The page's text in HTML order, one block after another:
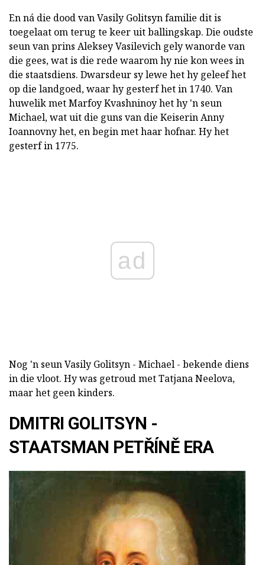
En ná die dood van Vasily Golitsyn familie dit is
toegelaat om terug te keer uit ballingskap. Die oudste
seun van prins Aleksey Vasilevich gely wanorde van
die gees, wat is die rede waarom hy nie kon wees in
die staatsdiens. Dwarsdeur sy lewe het hy geleef het
op die landgoed, waar hy gesterf het in 1740. Van
huwelik met Marfoy Kvashninoy het hy 'n seun
Michael, wat uit die guns van die Keiserin Anny
Ioannovny het, en begin met haar hofnar. Hy het
gesterf in 1775.
ad
Nog 'n seun Vasily Golitsyn - Michael - bekende diens
in die vloot. Hy was getroud met Tatjana Neelova,
maar het geen kinders.
DMITRI GOLITSYN -
STAATSMAN PETŘÍNĚ ERA